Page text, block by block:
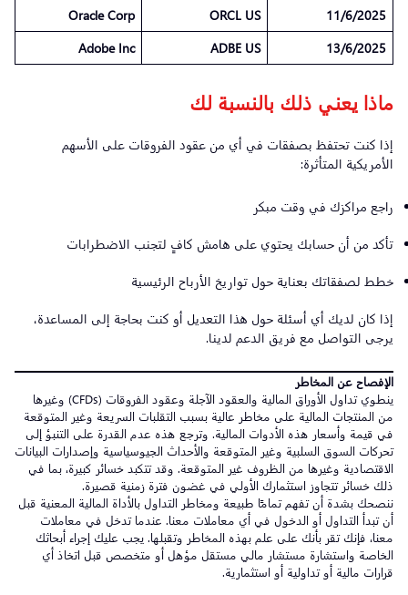
11/6/2025
ORCL US
Oracle Corp
13/6/2025
ADBE US
Adobe Inc
ماذا يعني ذلك بالنسبة لك
إذا كنت تحتفظ بصفقات في أي من عقود الفروقات على الأسهم
الأمريكية المتأثرة:
راجع مراكزك في وقت مبكر
تأكد من أن حسابك يحتوي على هامش كافٍ لتجنب الاضطرابات
خطط لصفقاتك بعناية حول تواريخ الأرباح الرئيسية
إذا كان لديك أي أسئلة حول هذا التعديل أو كنت بحاجة إلى المساعدة،
يرجى التواصل مع فريق الدعم لدينا.
الإفصاح عن المخاطر
ينطوي تداول الأوراق المالية والعقود الآجلة وعقود الفروقات (CFDs) وغيرها
من المنتجات المالية على مخاطر عالية بسبب التقلبات السريعة وغير المتوقعة
في قيمة وأسعار هذه الأدوات المالية. وترجع هذه عدم القدرة على التنبؤ إلى
تحركات السوق السلبية وغير المتوقعة والأحداث الجيوسياسية وإصدارات البيانات
الاقتصادية وغيرها من الظروف غير المتوقعة. وقد تتكبد خسائر كبيرة، بما في
ذلك خسائر تتجاوز استثمارك الأولي في غضون فترة زمنية قصيرة.
ننصحك بشدة أن تفهم تمامًا طبيعة ومخاطر التداول بالأداة المالية المعنية قبل
أن تبدأ التداول أو الدخول في أي معاملات معنا. عندما تدخل في معاملات
معنا، فإنك تقر بأنك على علم بهذه المخاطر وتقبلها. يجب عليك إجراء أبحاثك
الخاصة واستشارة مستشار مالي مستقل مؤهل أو متخصص قبل اتخاذ أي
قرارات مالية أو تداولية أو استثمارية.